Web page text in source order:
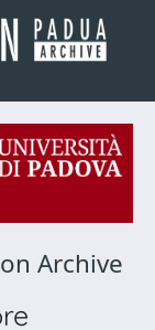
Archive